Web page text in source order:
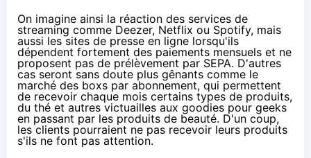
On imagine ainsi la réaction des services de
streaming comme Deezer, Netflix ou Spotify, mais
aussi les sites de presse en ligne lorsqu'ils
dépendent fortement des paiements mensuels et ne
proposent pas de prélèvement par SEPA. D'autres
cas seront sans doute plus gênants comme le
marché des boxs par abonnement, qui permettent
de recevoir chaque mois certains types de produits,
du thé et autres victuailles aux goodies pour geeks
en passant par les produits de beauté. D'un coup,
les clients pourraient ne pas recevoir leurs produits
s'ils ne font pas attention.